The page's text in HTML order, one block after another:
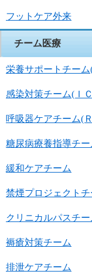
フットケア外来
チーム医療
栄養サポートチー
感染対策チーム(ＩＣ
呼吸器ケアチーム(
糖尿病療養指導チー
緩和ケアチーム
禁煙プロジェクトチ
クリニカルパスチー
褥瘡対策チーム
排泄ケアチーム